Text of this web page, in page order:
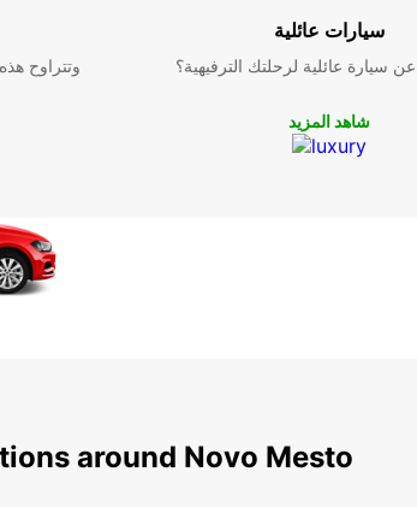
وتتراوح
سيارات عائلية
سيارة عائلية لرحلتك الترفيهية؟
شاهد المزيد
around Novo Mesto